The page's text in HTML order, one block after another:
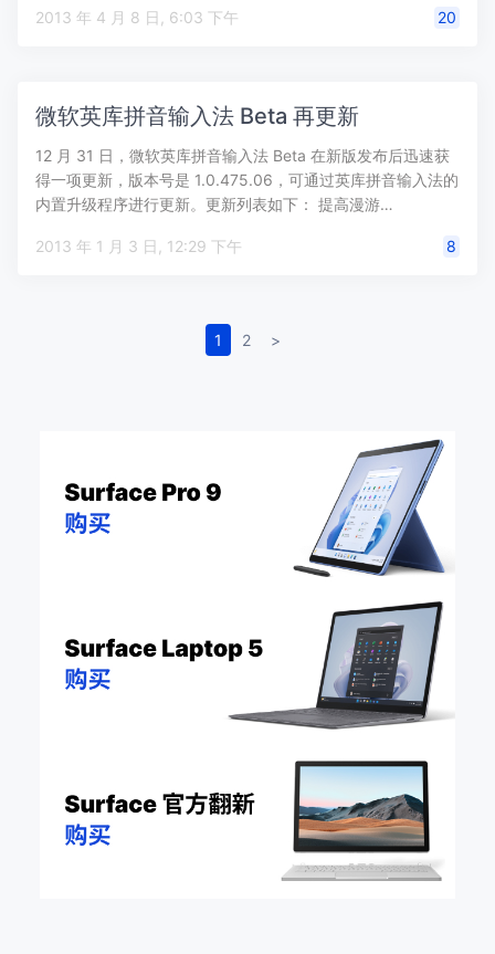
2013 年 4 月 8 日, 6:03 下午 20
微软英库拼音输入法 Beta 再更新
12 月 31 日，微软英库拼音输入法 Beta 在新版发布后迅速获
得一项更新，版本号是 1.0.475.06，可通过英库拼音输入法的
内置升级程序进行更新。更新列表如下： 提高漫游…
2013 年 1 月 3 日, 12:29 下午 8
1 2 >